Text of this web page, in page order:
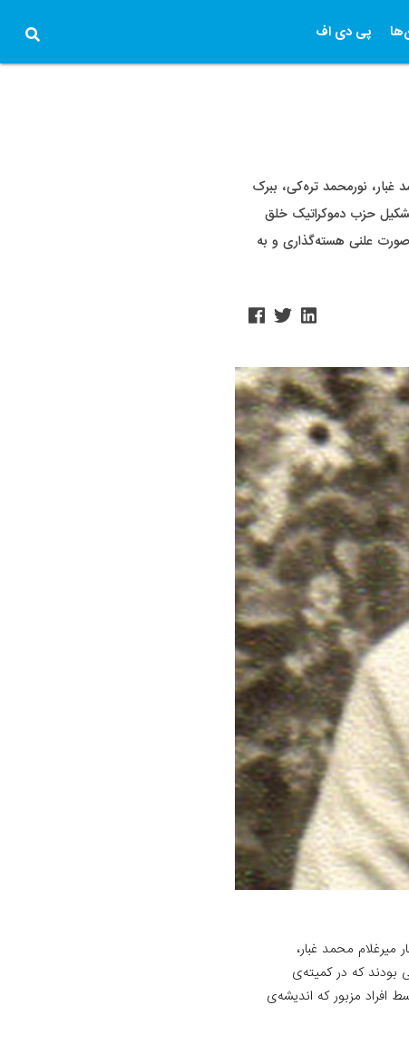
پی دی اف
نورمحمد تره‌کی، ببرک
حزب دموکراتیک خلق
علنی هسته‌گذاری و به
محمد غبار،
بودند که در کمیته‌ی
افراد مزبور که اندیشه‌ی